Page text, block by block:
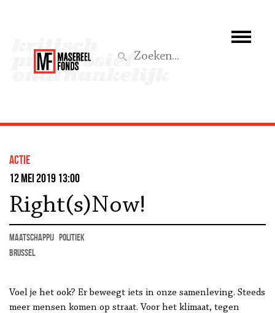
Wat we doen
Aktief
actie
12 mei 2019 13:00
Right(s)Now!
maatschappij politiek
Brussel
Voel je het ook? Er beweegt iets in onze samenleving. Steeds
meer mensen komen op straat. Voor het klimaat, tegen